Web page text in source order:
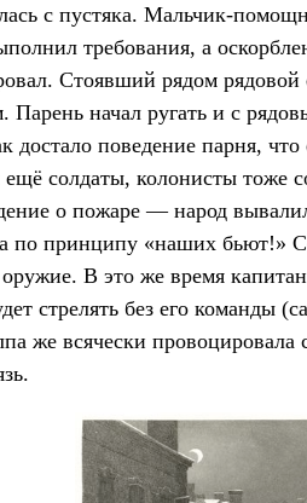
с пустяка. Мальчик-
требования, а
Стоявший рядом
Парень начал ругать и с
достало поведение парня,
солдаты, колонисты тоже
о пожаре — народ
по принципу «наших бьют!»
В это же время
стрелять без его
же всячески